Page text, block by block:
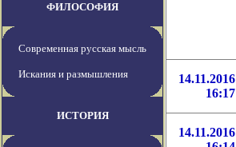
ФИЛОСОФИЯ
Современная русская мысль
Искания и размышления
ИСТОРИЯ
14.11.2016
16:17
14.11.2016